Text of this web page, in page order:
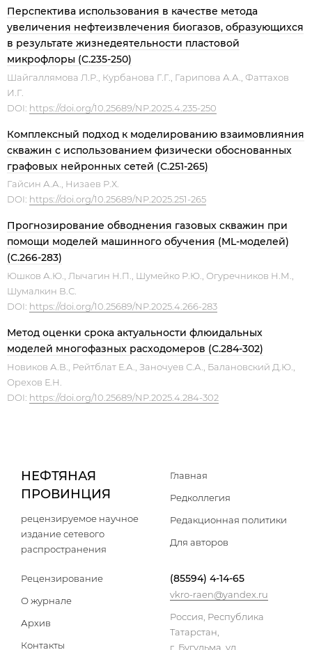
Перспектива использования в качестве метода
увеличения нефтеизвлечения биогазов, образующихся
в результате жизнедеятельности пластовой
микрофлоры (С.235-250)
Шайгаллямова Л.Р., Курбанова Г.Г., Гарипова А.А., Фаттахов
И.Г.
DOI: https://doi.org/10.25689/NP.2025.4.235-250
Комплексный подход к моделированию взаимовлияния
скважин с использованием физически обоснованных
графовых нейронных сетей (С.251-265)
Гайсин А.А., Низаев Р.Х.
DOI: https://doi.org/10.25689/NP.2025.251-265
Прогнозирование обводнения газовых скважин при
помощи моделей машинного обучения (ML-моделей)
(С.266-283)
Юшков А.Ю., Лычагин Н.П., Шумейко Р.Ю., Огуречников Н.М.,
Шумалкин В.С.
DOI: https://doi.org/10.25689/NP.2025.4.266-283
Метод оценки срока актуальности флюидальных
моделей многофазных расходомеров (С.284-302)
Новиков А.В., Рейтблат Е.А., Заночуев С.А., Балановский Д.Ю.,
Орехов Е.Н.
DOI: https://doi.org/10.25689/NP.2025.4.284-302
НЕФТЯНАЯ
ПРОВИНЦИЯ
рецензируемое научное
издание сетевого
распространения
Главная
Редколлегия
Редакционная политики
Для авторов
Рецензирование
О журнале
Архив
Контакты
(85594) 4-14-65
vkro-raen@yandex.ru
Россия, Республика
Татарстан,
г. Бугульма, ул.